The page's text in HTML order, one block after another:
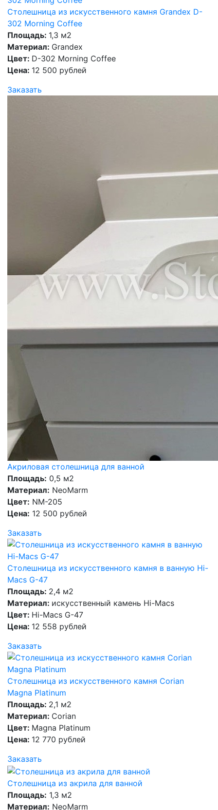
Столешница из искусственного камня Grandex D-
302 Morning Coffee
Площадь: 1,3 м2
Материал: Grandex
Цвет: D-302 Morning Coffee
Цена: 12 500 рублей
Заказать
Акриловая столешница для ванной
Площадь: 0,5 м2
Материал: NeoMarm
Цвет: NM-205
Цена: 12 500 рублей
Заказать
Столешница из искусственного камня в ванную Hi-
Macs G-47
Площадь: 2,4 м2
Материал: искусственный камень Hi-Macs
Цвет: Hi-Macs G-47
Цена: 12 558 рублей
Заказать
Столешница из искусственного камня Corian
Magna Platinum
Площадь: 2,1 м2
Материал: Corian
Цвет: Magna Platinum
Цена: 12 770 рублей
Заказать
Столешница из акрила для ванной
Площадь: 1,3 м2
Материал: NeoMarm